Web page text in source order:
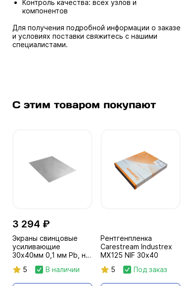
Контроль качества: всех узлов и
компонентов
Для получения подробной информации о заказе
и условиях поставки свяжитесь с нашими
специалистами.
С этим товаром покупают
3 294 ₽
Экраны свинцовые
усиливающие
30х40мм 0,1 мм Pb, на
5 В наличии
Рентгенпленка
Carestream Industrex
MX125 NIF 30х40
5
Под заказ